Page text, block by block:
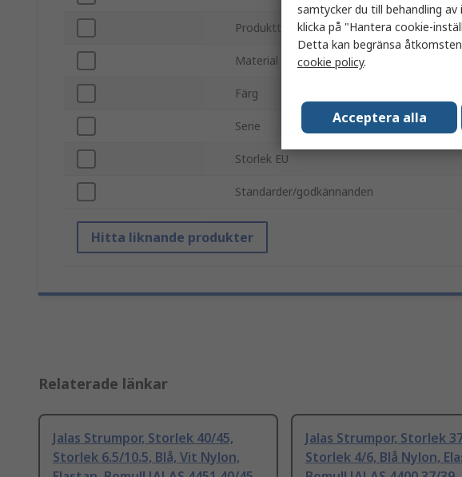
Produkttyp
Material
Färg
Serie
Storlek EU
Standarder/godkännanden
Hitta liknande produkter
Relaterade länkar
Jalas Strumpor, Storlek 40/45,
Storlek 6.5/10.5, Blå, Vit Nylon,
Jalas Strumpor, Storlek
Storlek 4/6, Blå Nylon,
samtycker du till behandling
klicka på "Hantera cookie-
Detta kan begränsa
cookie policy.
Acceptera alla